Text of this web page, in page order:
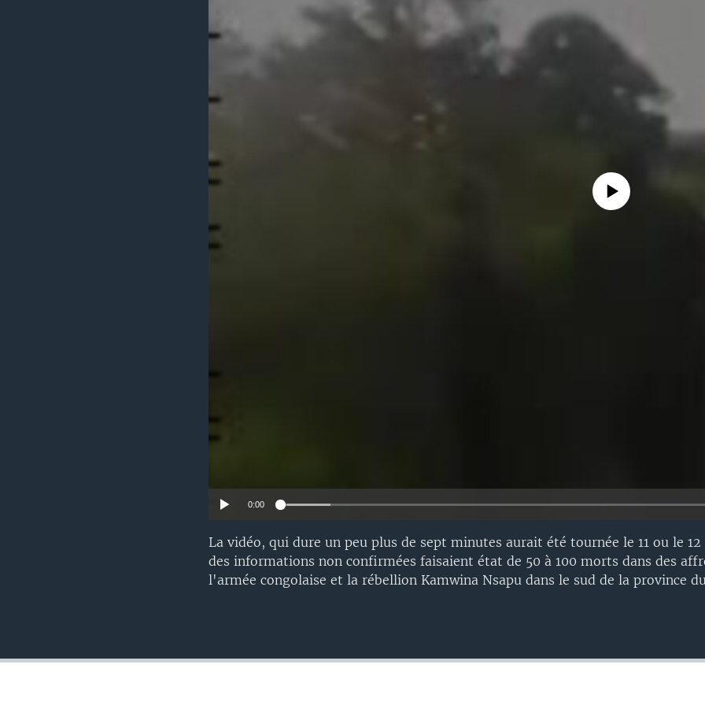
No media source currently
0:00
La vidéo, qui dure un peu plus de sept minutes aurait été tournée le 11 ou le
des informations non confirmées faisaient état de 50 à 100 morts dans des
l'armée congolaise et la rébellion Kamwina Nsapu dans le sud de la province